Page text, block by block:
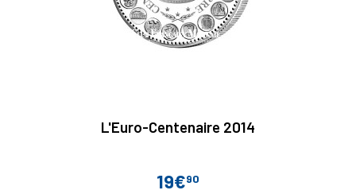
L'Euro-Centenaire 2014
Prix
19€90